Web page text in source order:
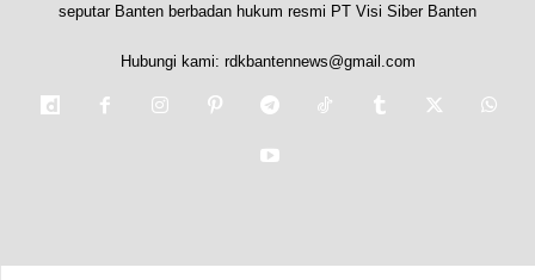
seputar Banten berbadan hukum resmi PT Visi Siber Banten
Hubungi kami: rdkbantennews@gmail.com